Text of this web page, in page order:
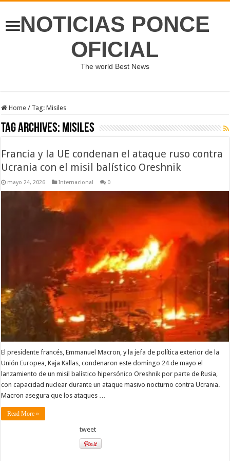
NOTICIAS PONCE
OFICIAL
The world Best News
Home / Tag:Misiles
Tag Archives: Misiles
Francia y la UE condenan el ataque ruso contra
Ucrania con el misil balístico Oreshnik
mayo 24, 2026 Internacional 0
El presidente francés, Emmanuel Macron, y la jefa de política exterior de la
Unión Europea, Kaja Kallas, condenaron este domingo 24 de mayo el
lanzamiento de un misil balístico hipersónico Oreshnik por parte de Rusia,
con capacidad nuclear durante un ataque masivo nocturno contra Ucrania.
Macron asegura que los ataques …
Read More »
tweet